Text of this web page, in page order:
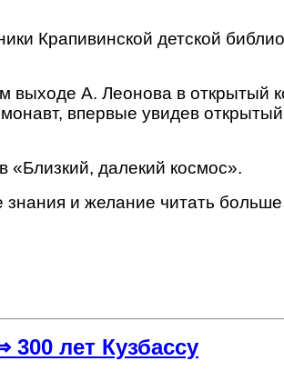
Крапивинской детской
выходе А. Леонова в открытый
впервые увидев
«Близкий, далекий космос».
и желание читать больше
300 лет Кузбассу